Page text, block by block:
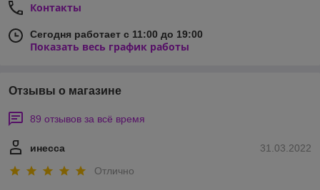
Контакты
Сегодня работает с 11:00 до 19:00
Показать весь график работы
Отзывы о магазине
89 отзывов за всё время
31.03.2022
инесса
Отлично